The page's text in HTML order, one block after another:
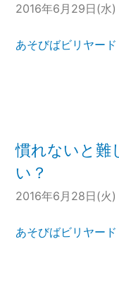
2016年6月29日(水)
あそびばビリヤード
慣れないと難
い？
2016年6月28日(火)
あそびばビリヤード